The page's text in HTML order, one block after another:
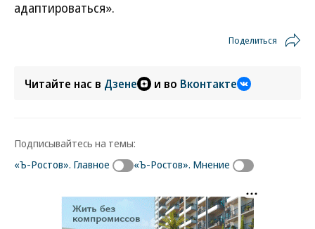
адаптироваться».
Поделиться
Читайте нас в Дзене и во Вконтакте
Подписывайтесь на темы:
«Ъ-Ростов». Главное
«Ъ-Ростов». Мнение